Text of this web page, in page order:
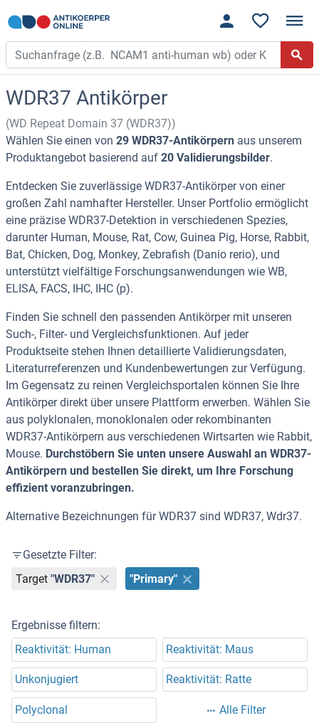
WDR37 Antikörper
(WD Repeat Domain 37 (WDR37))
Wählen Sie einen von 29 WDR37-Antikörpern aus unserem
Produktangebot basierend auf 20 Validierungsbilder.
Entdecken Sie zuverlässige WDR37-Antikörper von einer
großen Zahl namhafter Hersteller. Unser Portfolio ermöglicht
eine präzise WDR37-Detektion in verschiedenen Spezies,
darunter Human, Mouse, Rat, Cow, Guinea Pig, Horse, Rabbit,
Bat, Chicken, Dog, Monkey, Zebrafish (Danio rerio), und
unterstützt vielfältige Forschungsanwendungen wie WB,
ELISA, FACS, IHC, IHC (p).
Finden Sie schnell den passenden Antikörper mit unseren
Such-, Filter- und Vergleichsfunktionen. Auf jeder
Produktseite stehen Ihnen detaillierte Validierungsdaten,
Literaturreferenzen und Kundenbewertungen zur Verfügung.
Im Gegensatz zu reinen Vergleichsportalen können Sie Ihre
Antikörper direkt über unsere Plattform erwerben. Wählen Sie
aus polyklonalen, monoklonalen oder rekombinanten
WDR37-Antikörpern aus verschiedenen Wirtsarten wie Rabbit,
Mouse. Durchstöbern Sie unten unsere Auswahl an WDR37-
Antikörpern und bestellen Sie direkt, um Ihre Forschung
effizient voranzubringen.
Alternative Bezeichnungen für WDR37 sind WDR37, Wdr37.
Gesetzte Filter:
Target "WDR37" "Primary"
Ergebnisse filtern:
Reaktivität: Human
Reaktivität: Maus
Unkonjugiert Reaktivität: Ratte
Polyclonal Alle Filter